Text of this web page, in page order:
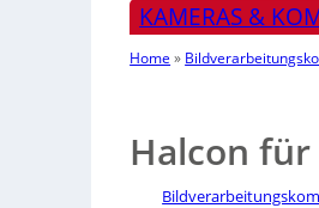
KAMERAS &
Home »
Halcon